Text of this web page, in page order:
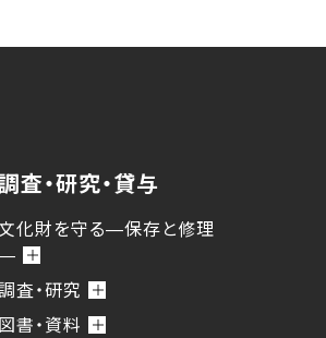
査・研究・貸与
化財を守る―保存と修理
査・研究
図書・資料